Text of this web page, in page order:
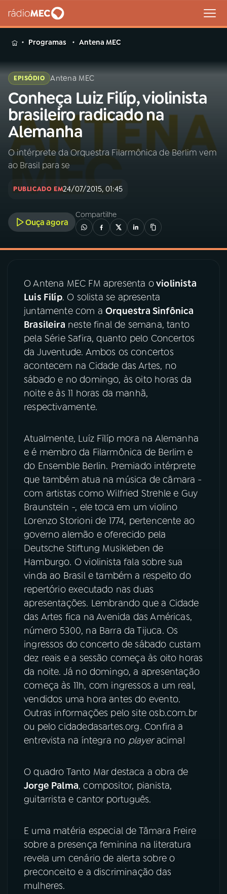
MENU
Buscar
na
Rádio
MEC
Buscar
Início AO VIVO
INÍCIO
A RÁDIO
03PROGRAMAÇÃO
04PROGRAMAS
PODCASTS
06VIDEOCASTS
ACOMPANHE A RÁDIO MEC
YouTube Facebook
Instagram
Programas Antena MEC
EPISÓDIO Antena MEC
Conheça Luiz Filíp, violinista
brasileiro radicado na
Alemanha
O intérprete da Orquestra Filarmônica de Berlim vem
ao Brasil para se
PUBLICADO EM24/07/2015, 01:45
Ouça agora
Compartilhe
O Antena MEC FM apresenta oviolinista
Luis Filíp. O solista se apresenta
juntamente com aOrquestra Sinfônica
Brasileira neste final de semana, tanto
pela Série Safira, quanto pelo Concertos
da Juventude. Ambos os concertos
acontecem na Cidade das Artes, no
sábado e no domingo, às oito horas da
noite e às 11 horas da manhã,
respectivamente.
Atualmente, Luíz Fïlíp mora na Alemanha
e é membro da Filarmônica de Berlim e
do Ensemble Berlin. Premiado intérprete
que também atua na música de câmara -
com artistas como Wilfried Strehle e Guy
Braunstein -, ele toca em um violino
Lorenzo Storioni de 1774, pertencente ao
governo alemão e oferecido pela
Deutsche Stiftung Musikleben de
Hamburgo. O violinista fala sobre sua
vinda ao Brasil e também a respeito do
repertório executado nas duas
apresentações. Lembrando que a Cidade
das Artes fica na Avenida das Américas,
número 5300, na Barra da Tijuca. Os
ingressos do concerto de sábado custam
dez reais e a sessão começa às oito horas
da noite. Já no domingo, a apresentação
começa às 11h, com ingressos a um real,
vendidos uma hora antes do evento.
Outras informações pelo site osb.com.br
ou pelo cidadedasartes.org. Confira a
entrevista na íntegra no playeracima!
O quadro Tanto Mar destaca a obra de
Jorge Palma, compositor, pianista,
guitarrista e cantor português.
E uma matéria especial de Tâmara Freire
sobre a presença feminina na literatura
revela um cenário de alerta sobre o
preconceito e a discriminação das
mulheres.